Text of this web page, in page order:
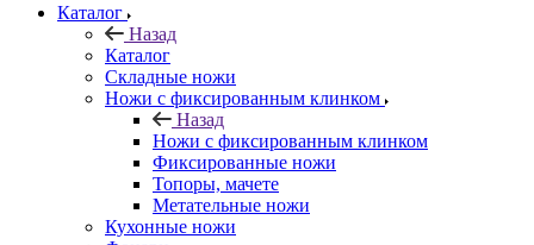
Каталог
Назад
Каталог
Складные ножи
Ножи с фиксированным клинком
Назад
Ножи с фиксированным клинком
Фиксированные ножи
Топоры, мачете
Метательные ножи
Кухонные ножи